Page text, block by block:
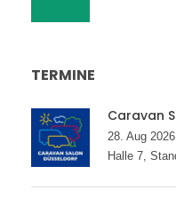
TERMINE
Caravan
28. Aug
Halle 7,